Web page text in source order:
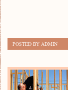
POSTED BY ADMIN